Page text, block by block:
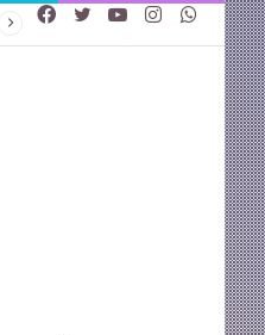
Instagram
YouTube
Twitter
Facebook